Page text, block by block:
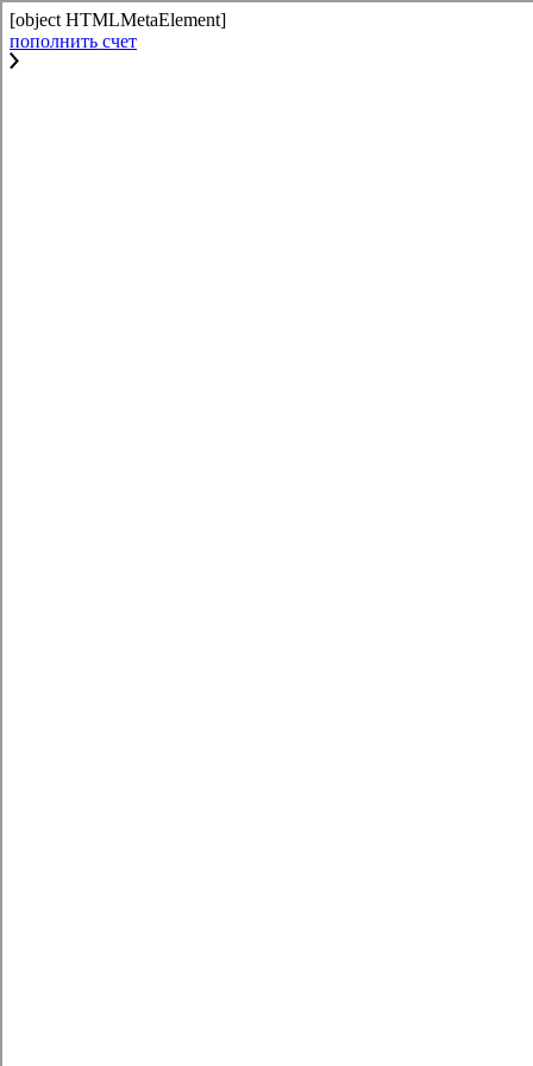
[object HTMLMetaElement]
пополнить счет